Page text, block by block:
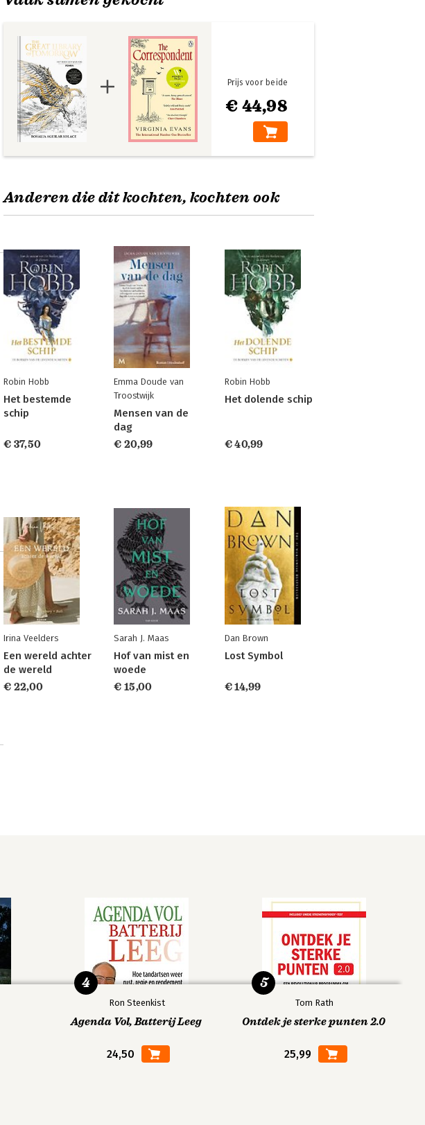
€ 44,98
Prijs voor beide
Anderen die dit kochten, kochten ook
Robin Hobb
Het bestemde
schip
€ 37,50
Emma Doude van
Troostwijk
Mensen van de
dag
€ 20,99
Robin Hobb
Het dolende schip
€ 40,99
Irina Veelders
Een wereld achter
de wereld
€ 22,00
Sarah J. Maas
Hof van mist en
woede
€ 15,00
Dan Brown
Lost Symbol
€ 14,99
Ron Steenkist
Agenda Vol, Batterij Leeg
24,50
4
Tom Rath
Ontdek je sterke punten 2.0
25,99
5